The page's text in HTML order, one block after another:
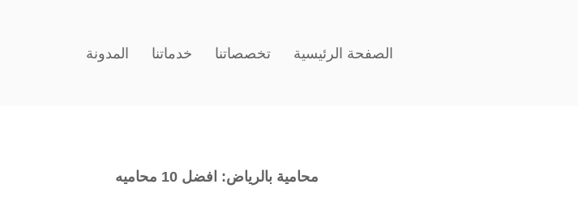
الصفحة الرئيسية تخصصاتنا خدماتنا المدونة
محامية بالرياض: افضل 10 محاميه